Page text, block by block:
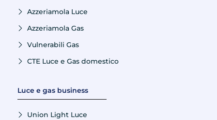
Azzeriamola Luce
Azzeriamola Gas
Vulnerabili Gas
CTE Luce e Gas domestico
Luce e gas business
Union Light Luce